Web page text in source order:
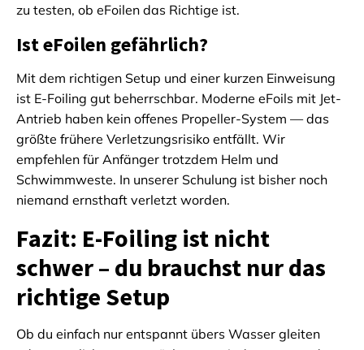
zu testen, ob eFoilen das Richtige ist.
Ist eFoilen gefährlich?
Mit dem richtigen Setup und einer kurzen Einweisung
ist E-Foiling gut beherrschbar. Moderne eFoils mit Jet-
Antrieb haben kein offenes Propeller-System — das
größte frühere Verletzungsrisiko entfällt. Wir
empfehlen für Anfänger trotzdem Helm und
Schwimmweste. In unserer Schulung ist bisher noch
niemand ernsthaft verletzt worden.
Fazit: E-Foiling ist nicht
schwer – du brauchst nur das
richtige Setup
Ob du einfach nur entspannt übers Wasser gleiten